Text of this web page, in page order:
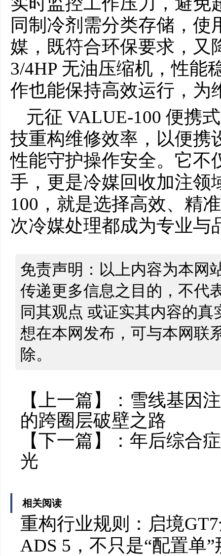
同制冷剂需分类存储，
媒，既符合环保要求，又
3/4HP 无油压缩机，性能
作也能保持高效运行，为
元征 VALUE-100 便携
技重构维修效率，以便携
性能守护操作安全。它不
手，更是冷媒回收加注领
100，就是选择高效、精
次冷媒处理都成为专业与
免责声明：以上内容为本网
传递更多信息之目的，不代
同其观点 或证实其内容的
想在本网发布，可与本网联
除。
【上一篇】： 雪线基因
的跨圈层破壁之路
【下一篇】： 年后综合
光
相关阅读
重构行业规则：启境
ADS 5，不只是“配置单